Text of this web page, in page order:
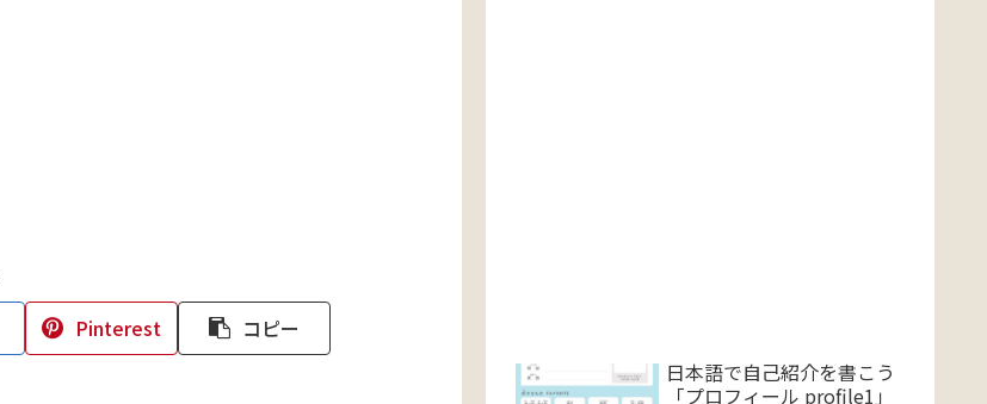
Pinterest コピー
日本語で自己紹介を書こう
「プロフィール profile1」